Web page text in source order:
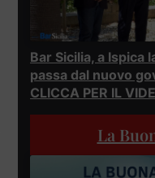
Bar Sicilia, a Ispica
passa dal nuovo
CLICCA PER IL
La